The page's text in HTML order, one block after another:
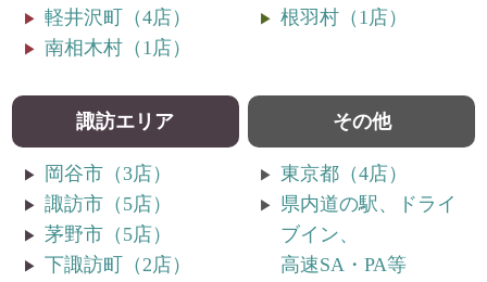
根羽村（1店）
諏訪エリア
岡谷市（3店）
諏訪市（5店）
茅野市（5店）
下諏訪町（2店）
その他
東京都（4店）
県内道の駅、ドライ
ブイン、
高速SA・PA等
軽井沢町（4店）
南相木村（1店）